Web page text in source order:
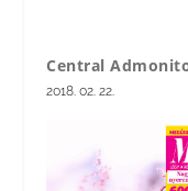
Central
2018. 02. 22.